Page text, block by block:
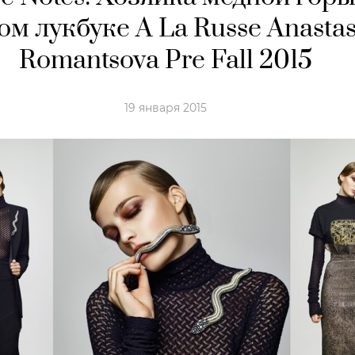
лукбуке A La Russe
Romantsova Pre Fall 2015
19 января 2015